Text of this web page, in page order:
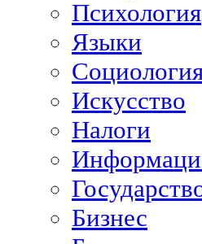
Психология
Языки
Искусство
Налоги
Бизнес